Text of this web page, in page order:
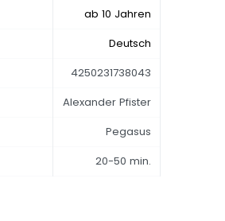
ab 10 Jahren
Deutsch
4250231738043
Alexander Pfister
Pegasus
20-50 min.